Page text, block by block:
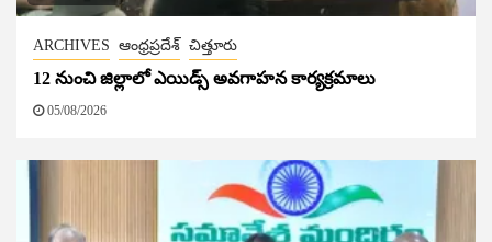
ARCHIVES ఆంధ్రప్రదేశ్ చిత్తూరు
12 నుంచి జిల్లాలో ఎయిడ్స్ అవగాహన కార్యక్రమాలు
05/08/2026